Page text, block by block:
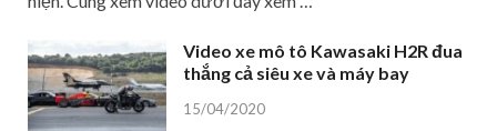
Video xe mô tô Kawasaki H2R đua
thắng cả siêu xe và máy bay
15/04/2020